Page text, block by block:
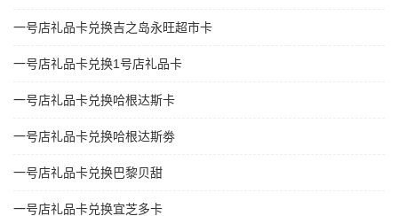
一号店礼品卡兑换吉之岛永旺超市卡
一号店礼品卡兑换1号店礼品卡
一号店礼品卡兑换哈根达斯卡
一号店礼品卡兑换哈根达斯劵
一号店礼品卡兑换巴黎贝甜
一号店礼品卡兑换宜芝多卡